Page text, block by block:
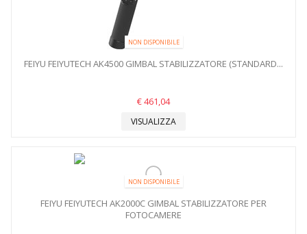
NON DISPONIBILE
FEIYU FEIYUTECH AK4500 GIMBAL STABILIZZATORE (STANDARD...
€ 461,04
VISUALIZZA
NON DISPONIBILE
FEIYU FEIYUTECH AK2000C GIMBAL STABILIZZATORE PER
FOTOCAMERE